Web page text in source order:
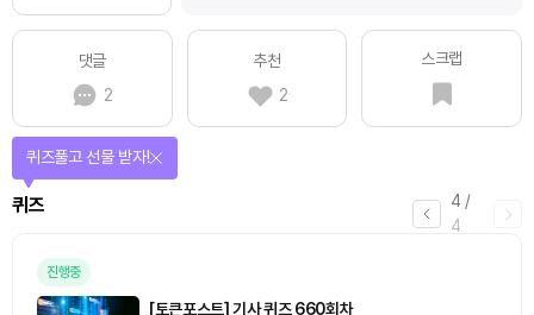
댓글
2
추천
2
스크랩
4 /
4
퀴즈
퀴즈풀고 선물 받자!
진행중
[토큰포스트] 기사 퀴즈 660회차